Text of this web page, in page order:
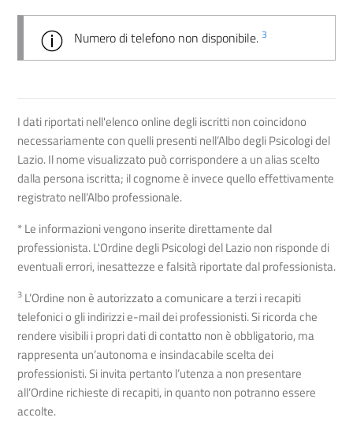
Numero di telefono non disponibile. 3
I dati riportati nell'elenco online degli iscritti non coincidono
necessariamente con quelli presenti nell’Albo degli Psicologi del
Lazio. Il nome visualizzato può corrispondere a un alias scelto
dalla persona iscritta; il cognome è invece quello effettivamente
registrato nell’Albo professionale.
* Le informazioni vengono inserite direttamente dal
professionista. L'Ordine degli Psicologi del Lazio non risponde di
eventuali errori, inesattezze e falsità riportate dal professionista.
3 L’Ordine non è autorizzato a comunicare a terzi i recapiti
telefonici o gli indirizzi e-mail dei professionisti. Si ricorda che
rendere visibili i propri dati di contatto non è obbligatorio, ma
rappresenta un’autonoma e insindacabile scelta dei
professionisti. Si invita pertanto l’utenza a non presentare
all’Ordine richieste di recapiti, in quanto non potranno essere
accolte.